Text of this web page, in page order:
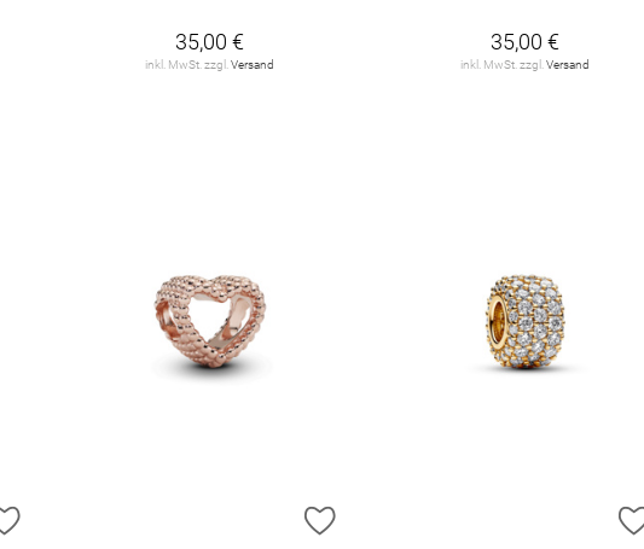
35,00 €
inkl. MwSt. zzgl.Versand
35,00 €
inkl. MwSt. zzgl.Versand
ZUR WUNSCHLISTE HINZUFÜGEN ZUR WUNSCHLISTE HINZUFÜGEN